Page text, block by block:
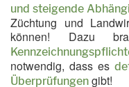
und steigende
Züchtung und
können! Dazu
notwendig, dass es
Überprüfungen gibt!